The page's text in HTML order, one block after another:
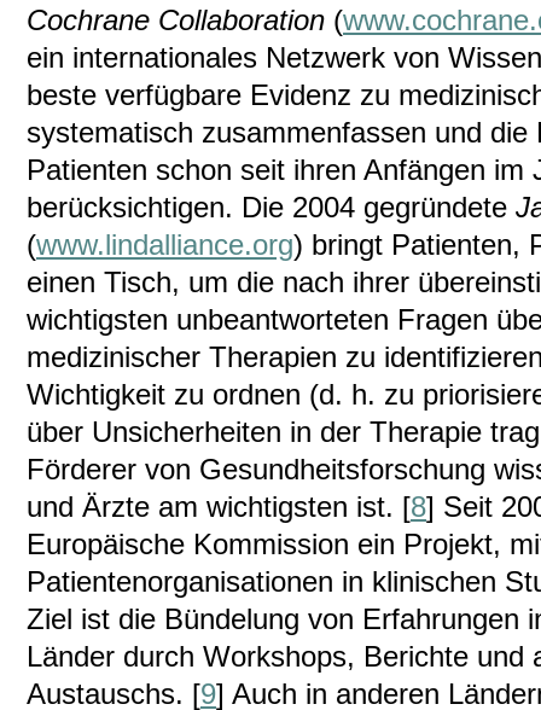
Cochrane Collaboration (
ein internationales Netzwerk von
beste verfügbare Evidenz zu
systematisch zusammenfassen und die
Patienten schon seit ihren Anfängen im
berücksichtigen. Die 2004 gegründete
(www.lindalliance.org) bringt Patienten,
einen Tisch, um die nach ihrer
wichtigsten unbeantworteten Fragen
medizinischer Therapien zu
Wichtigkeit zu ordnen (d. h. zu
über Unsicherheiten in der Therapie
Förderer von Gesundheitsforschung
und Ärzte am wichtigsten ist. [8] Seit
Europäische Kommission ein Projekt,
Patientenorganisationen in klinischen
Ziel ist die Bündelung von Erfahrungen
Länder durch Workshops, Berichte und
Austauschs. [9] Auch in anderen